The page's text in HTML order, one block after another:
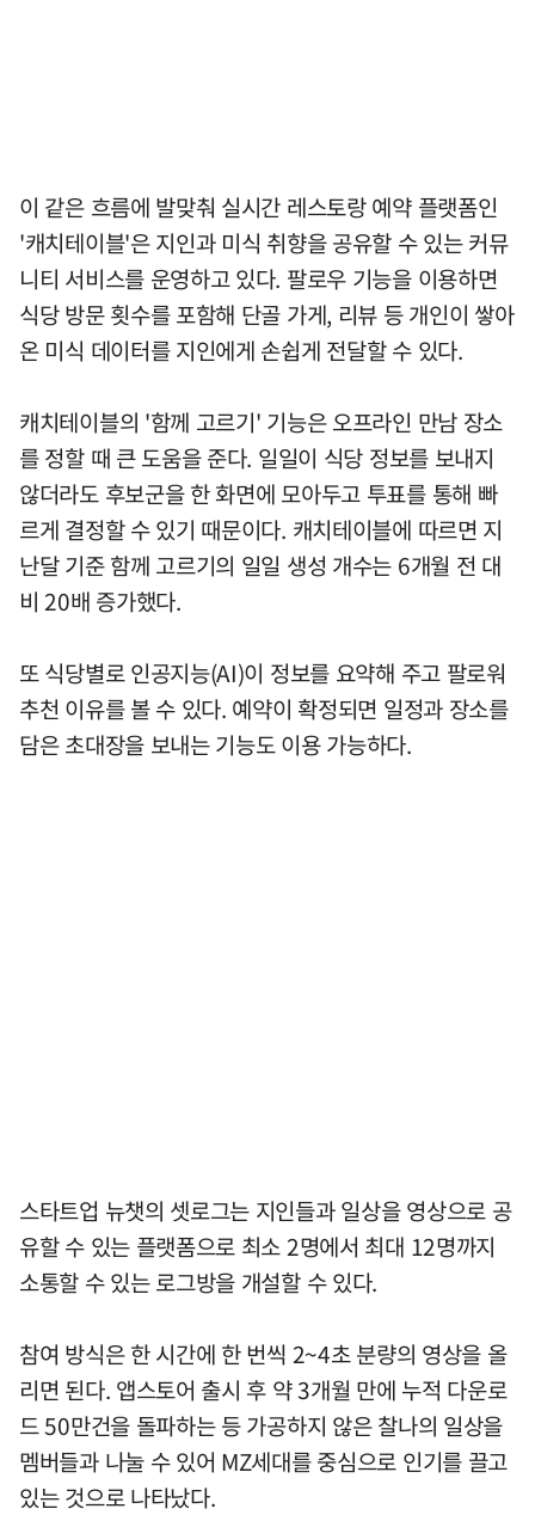
이 같은 흐름에 발맞춰 실시간 레스토랑 예약 플랫폼인
'캐치테이블'은 지인과 미식 취향을 공유할 수 있는 커뮤
니티 서비스를 운영하고 있다. 팔로우 기능을 이용하면
식당 방문 횟수를 포함해 단골 가게, 리뷰 등 개인이 쌓아
온 미식 데이터를 지인에게 손쉽게 전달할 수 있다.
캐치테이블의 '함께 고르기' 기능은 오프라인 만남 장소
를 정할 때 큰 도움을 준다. 일일이 식당 정보를 보내지
않더라도 후보군을 한 화면에 모아두고 투표를 통해 빠
르게 결정할 수 있기 때문이다. 캐치테이블에 따르면 지
난달 기준 함께 고르기의 일일 생성 개수는 6개월 전 대
비 20배 증가했다.
또 식당별로 인공지능(AI)이 정보를 요약해 주고 팔로워
추천 이유를 볼 수 있다. 예약이 확정되면 일정과 장소를
담은 초대장을 보내는 기능도 이용 가능하다.
스타트업 뉴챗의 셋로그는 지인들과 일상을 영상으로 공
유할 수 있는 플랫폼으로 최소 2명에서 최대 12명까지
소통할 수 있는 로그방을 개설할 수 있다.
참여 방식은 한 시간에 한 번씩 2~4초 분량의 영상을 올
리면 된다. 앱스토어 출시 후 약 3개월 만에 누적 다운로
드 50만건을 돌파하는 등 가공하지 않은 찰나의 일상을
멤버들과 나눌 수 있어 MZ세대를 중심으로 인기를 끌고
있는 것으로 나타났다.